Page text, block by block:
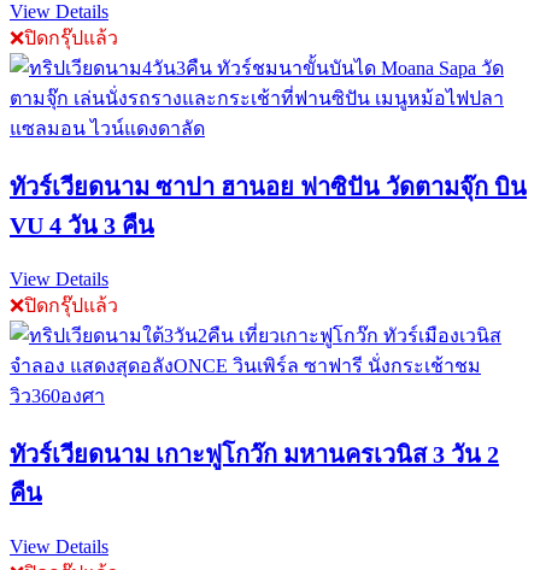
View Details
❌ปิดกรุ๊ปแล้ว
ทัวร์​เวียดนาม ซาปา ฮานอย ฟาซิปัน วัดตามจุ๊ก บิน
VU 4 วัน 3 คืน
View Details
❌ปิดกรุ๊ปแล้ว
ทัวร์เวียดนาม เกาะฟูโกว๊ก มหานครเวนิส 3 วัน 2
คืน
View Details